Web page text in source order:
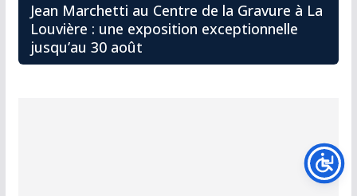
Jean Marchetti au Centre de la Gravure à La
Louvière : une exposition exceptionnelle
jusqu’au 30 août